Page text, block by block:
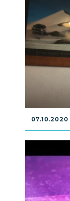
07.10.2020